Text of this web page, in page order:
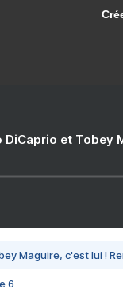
DiCaprio et Tobey
Maguire, c'est lui !
6